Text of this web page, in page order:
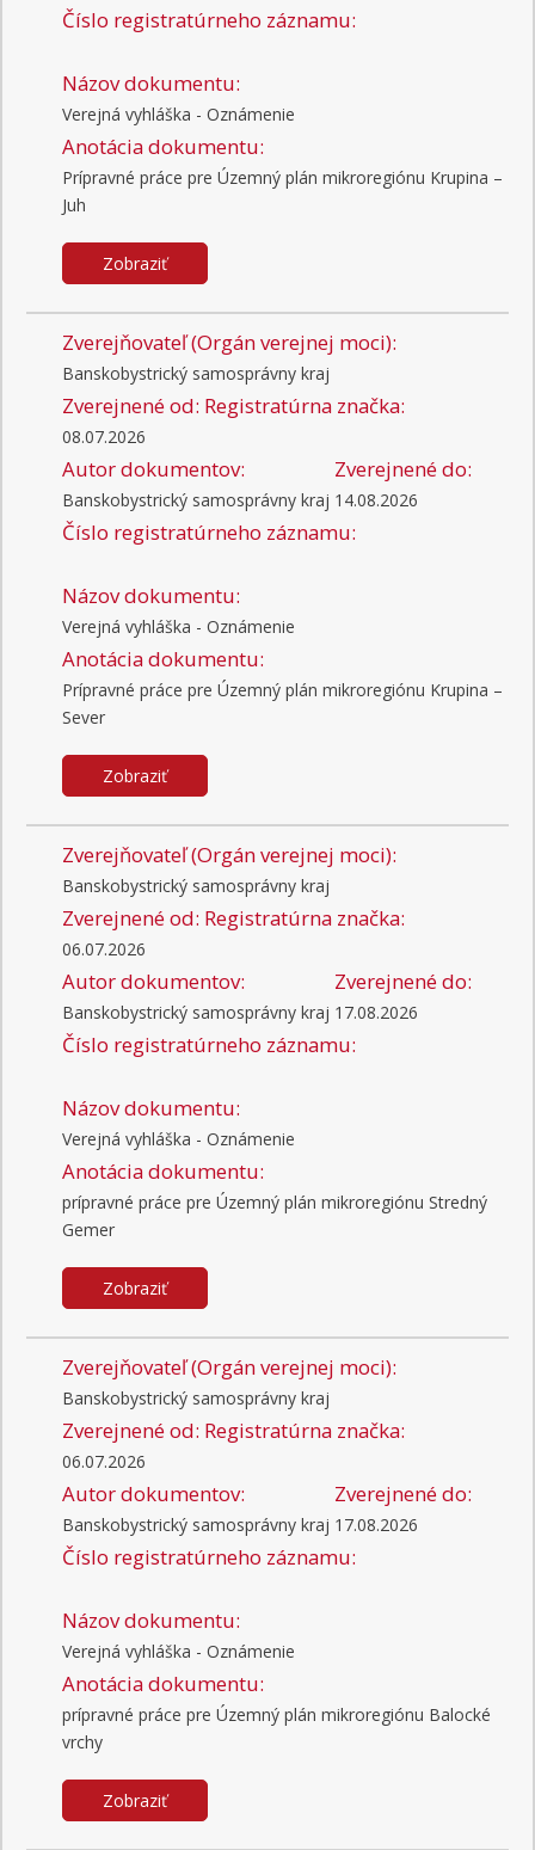
Číslo registratúrneho záznamu:
Názov dokumentu:
Verejná vyhláška - Oznámenie
Anotácia dokumentu:
Prípravné práce pre Územný plán mikroregiónu Krupina –
Juh
Zobraziť
Zverejňovateľ (Orgán verejnej moci):
Banskobystrický samosprávny kraj
Zverejnené od:
08.07.2026
Registratúrna značka:
Autor dokumentov:
Banskobystrický samosprávny kraj
Zverejnené do:
14.08.2026
Číslo registratúrneho záznamu:
Názov dokumentu:
Verejná vyhláška - Oznámenie
Anotácia dokumentu:
Prípravné práce pre Územný plán mikroregiónu Krupina –
Sever
Zobraziť
Zverejňovateľ (Orgán verejnej moci):
Banskobystrický samosprávny kraj
Zverejnené od:
06.07.2026
Registratúrna značka:
Autor dokumentov:
Banskobystrický samosprávny kraj
Zverejnené do:
17.08.2026
Číslo registratúrneho záznamu:
Názov dokumentu:
Verejná vyhláška - Oznámenie
Anotácia dokumentu:
prípravné práce pre Územný plán mikroregiónu Stredný
Gemer
Zobraziť
Zverejňovateľ (Orgán verejnej moci):
Banskobystrický samosprávny kraj
Zverejnené od:
06.07.2026
Registratúrna značka:
Autor dokumentov:
Banskobystrický samosprávny kraj
Zverejnené do:
17.08.2026
Číslo registratúrneho záznamu:
Názov dokumentu:
Verejná vyhláška - Oznámenie
Anotácia dokumentu:
prípravné práce pre Územný plán mikroregiónu Balocké
vrchy
Zobraziť